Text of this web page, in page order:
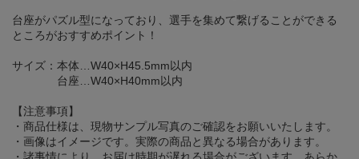
台座がパズル型になっており、選手を集めて繋げることができる
ところがおすすめポイント！
サイズ：本体…W40×H45.5mm以内
台座…W40×H40mm以内
【注意事項】
・商品仕様は、現物サンプル写真のご確認をお願いいたします。
・画像はイメージです。実際の商品と異なる場合があります。